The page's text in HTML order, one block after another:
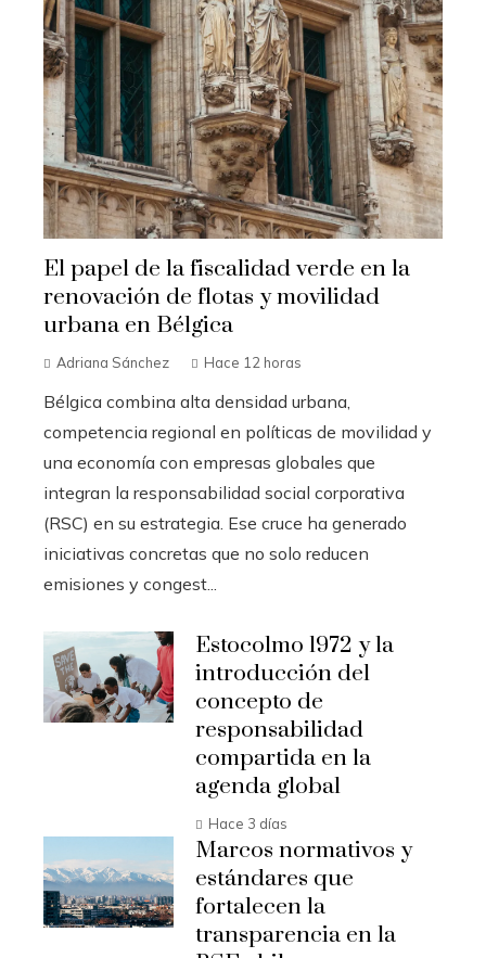
El papel de la fiscalidad verde en la
renovación de flotas y movilidad
urbana en Bélgica
Adriana Sánchez Hace 12 horas
Bélgica combina alta densidad urbana,
competencia regional en políticas de movilidad y
una economía con empresas globales que
integran la responsabilidad social corporativa
(RSC) en su estrategia. Ese cruce ha generado
iniciativas concretas que no solo reducen
emisiones y congest...
Estocolmo 1972 y la
introducción del
concepto de
responsabilidad
compartida en la
agenda global
Hace 3 días
Marcos normativos y
estándares que
fortalecen la
transparencia en la